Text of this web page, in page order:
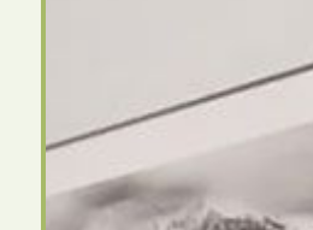
Doaa Elsayd
القاهرة - مصر